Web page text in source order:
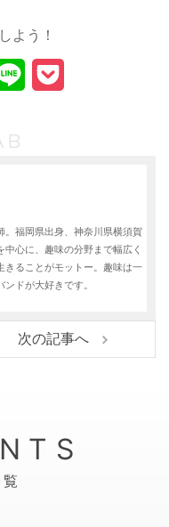
よう！
t
。福岡県出身、神奈川県横須賀
心に、趣味の分野まで幅広く
きることがモットー。趣味は一
ドが大好きです。
次の記事へ